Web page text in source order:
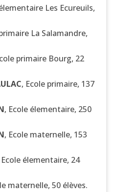
Les Ecureuils,
La Salamandre,
primaire Bourg, 22
, Ecole primaire, 137
, Ecole élementaire, 250
, Ecole maternelle, 153
Ecole élementaire, 24
maternelle, 50 élèves.